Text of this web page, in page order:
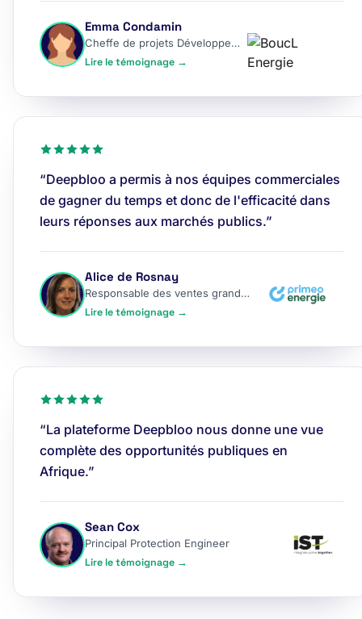
Emma Condamin
Cheffe de projets Développement
Lire le témoignage →
“Deepbloo a permis à nos équipes commerciales
de gagner du temps et donc de l'efficacité dans
leurs réponses aux marchés publics.”
Alice de Rosnay
Responsable des ventes grands comptes
Lire le témoignage →
“La plateforme Deepbloo nous donne une vue
complète des opportunités publiques en
Afrique.”
Sean Cox
Principal Protection Engineer
Lire le témoignage →